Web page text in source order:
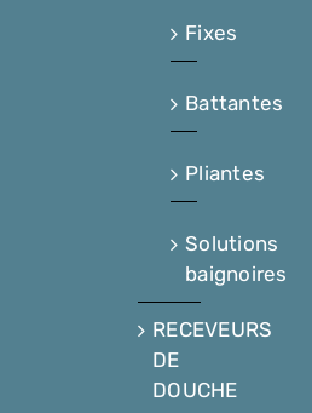
Fixes
Battantes
Pliantes
Solutions
baignoires
RECEVEURS
DE
DOUCHE